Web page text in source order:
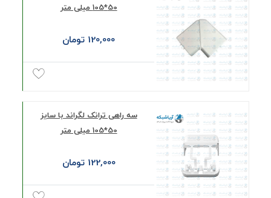
50*105 میلی متر
120,000 تومان
سه راهی ترانک لگراند با سایز
50*105 میلی متر
122,000 تومان